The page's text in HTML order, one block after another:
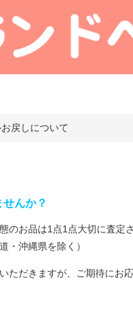
戻しについて
んか？
のお品は1点1点大切に査定
・沖縄県を除く）
ただきますが、ご期待にお